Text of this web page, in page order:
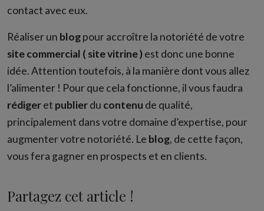
contact avec eux.
Réaliser un blogpour accroître la notoriété de votre
site commercial ( site vitrine )est donc une bonne
idée. Attention toutefois, à la manière dont vous allez
l’alimenter ! Pour que cela fonctionne, il vous faudra
rédigeret publierdu contenu de qualité,
principalement dans votre domaine d’expertise, pour
augmenter votre notoriété. Le blog, de cette façon,
vous fera gagner en prospects et en clients.
Partagez cet article !